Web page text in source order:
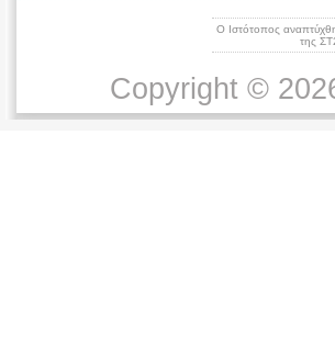
Ο Ιστότοπος
της
Copyright ©